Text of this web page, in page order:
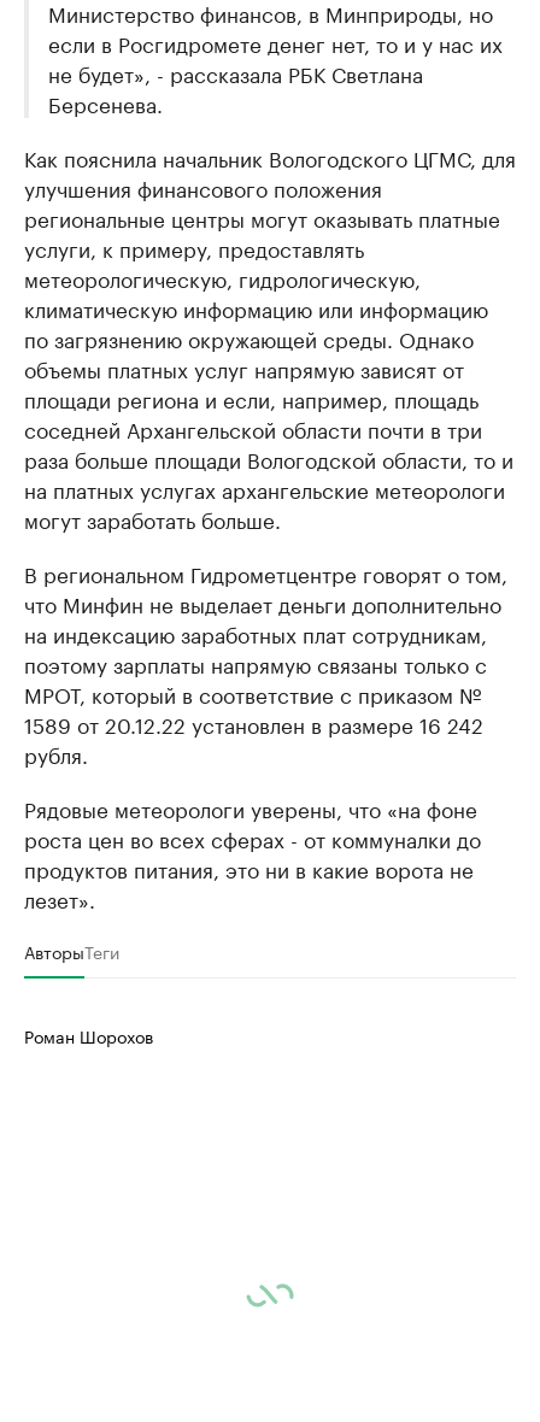
Министерство финансов, в Минприроды, но
если в Росгидромете денег нет, то и у нас их
не будет», - рассказала РБК Светлана
Берсенева.
Как пояснила начальник Вологодского ЦГМС, для
улучшения финансового положения
региональные центры могут оказывать платные
услуги, к примеру, предоставлять
метеорологическую, гидрологическую,
климатическую информацию или информацию
по загрязнению окружающей среды. Однако
объемы платных услуг напрямую зависят от
площади региона и если, например, площадь
соседней Архангельской области почти в три
раза больше площади Вологодской области, то и
на платных услугах архангельские метеорологи
могут заработать больше.
В региональном Гидрометцентре говорят о том,
что Минфин не выделает деньги дополнительно
на индексацию заработных плат сотрудникам,
поэтому зарплаты напрямую связаны только с
МРОТ, который в соответствие с приказом №
1589 от 20.12.22 установлен в размере 16 242
рубля.
Рядовые метеорологи уверены, что «на фоне
роста цен во всех сферах - от коммуналки до
продуктов питания, это ни в какие ворота не
лезет».
АвторыТеги
Роман Шорохов